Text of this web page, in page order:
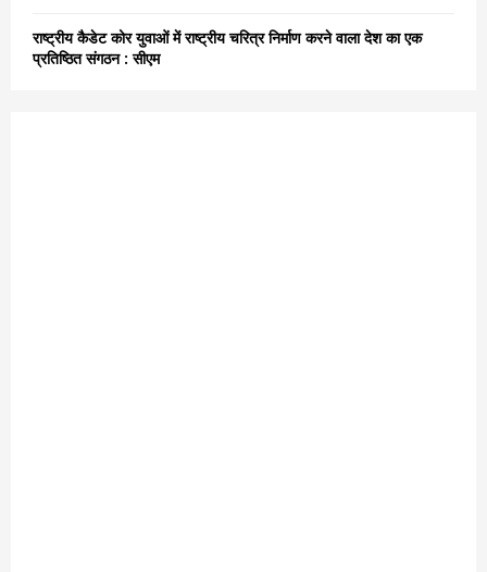
राष्ट्रीय कैडेट कोर युवाओं में राष्ट्रीय चरित्र निर्माण करने वाला देश का एक
प्रतिष्ठित संगठन : सीएम